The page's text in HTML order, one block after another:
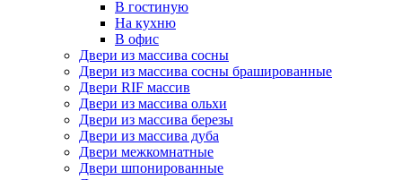
В гостиную
На кухню
В офис
Двери из массива сосны
Двери из массива сосны брашированные
Двери RIF массив
Двери из массива ольхи
Двери из массива березы
Двери из массива дуба
Двери межкомнатные
Двери шпонированные